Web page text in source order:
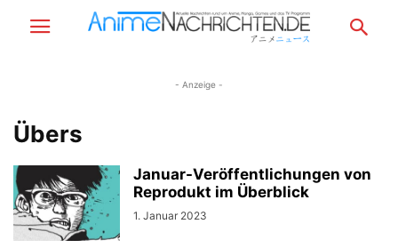
- Anzeige -
Übers
Januar-Veröffentlichungen von
Reprodukt im Überblick
1. Januar 2023